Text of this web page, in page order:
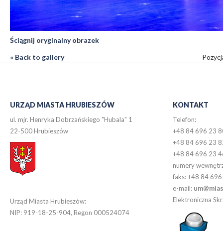
Ściągnij oryginalny obrazek
« Back to gallery
URZĄD MIASTA HRUBIESZÓW
ul. mjr. Henryka Dobrzańskiego "Hubala" 1
22-500 Hrubieszów
Urząd Miasta Hrubieszów:
NIP: 919-18-25-904, Regon 000524074
KONTAKT
Telefon:
+48 84 696 23
+48 84 696 23
+48 84 696 23
numery
faks: +48 84
e-mail:
Elektroniczna